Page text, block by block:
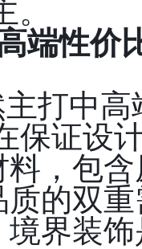
端性价
打中
保证设
，包
的双
境界装